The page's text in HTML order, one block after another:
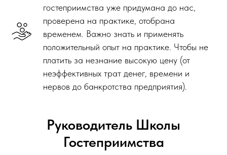
гостеприимства уже придумана до нас,
проверена на практике, отобрана
временем. Важно знать и применять
положительный опыт на практике. Чтобы не
платить за незнание высокую цену (от
неэффективных трат денег, времени и
нервов до банкротства предприятия).
Руководитель Школы
Гостеприимства